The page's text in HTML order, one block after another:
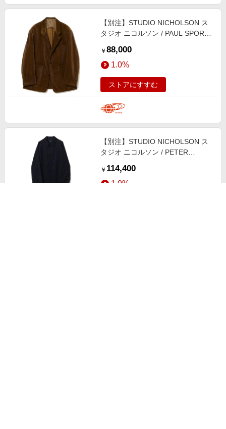
【別注】STUDIO NICHOLSON ス
タジオ ニコルソン / PAUL SPORTS
￥ 88,000
1.0%
ストアにすすむ
【別注】STUDIO NICHOLSON ス
タジオ ニコルソン / PETER
NAVY M
￥ 114,400
1.0%